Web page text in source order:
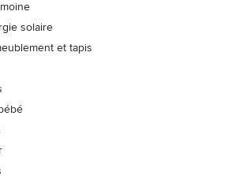
solaire
et tapis